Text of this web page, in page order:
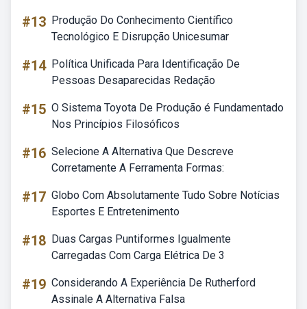
#13 Produção Do Conhecimento Científico
Tecnológico E Disrupção Unicesumar
#14 Política Unificada Para Identificação De
Pessoas Desaparecidas Redação
#15 O Sistema Toyota De Produção é Fundamentado
Nos Princípios Filosóficos
#16 Selecione A Alternativa Que Descreve
Corretamente A Ferramenta Formas:
#17 Globo Com Absolutamente Tudo Sobre Notícias
Esportes E Entretenimento
#18 Duas Cargas Puntiformes Igualmente
Carregadas Com Carga Elétrica De 3
#19 Considerando A Experiência De Rutherford
Assinale A Alternativa Falsa